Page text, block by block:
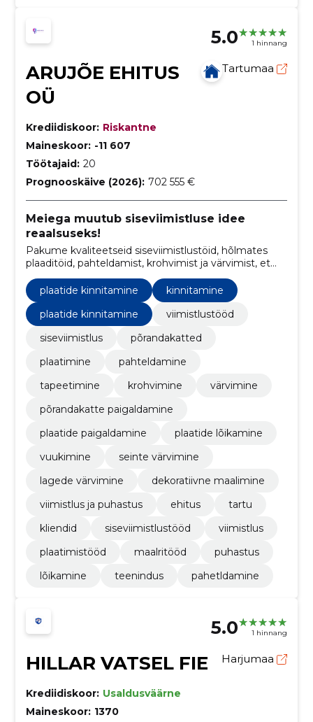
5.0 1 hinnang
ARUJÕE EHITUS
OÜ
Tartumaa
Krediidiskoor: Riskantne
Maineskoor: -11 607
Töötajaid: 20
Prognooskäive (2026): 702 555 €
Meiega muutub siseviimistluse idee
reaalsuseks!
Pakume kvaliteetseid siseviimistlustöid, hõlmates
plaaditöid, pahteldamist, krohvimist ja värvimist, et
muuta teie ruumid kauniks ja vastupidavaks.
plaatide kinnitamine
kinnitamine
plaatide kinnitamine
viimistlustööd
siseviimistlus
põrandakatted
plaatimine
pahteldamine
tapeetimine
krohvimine
värvimine
põrandakatte paigaldamine
plaatide paigaldamine
plaatide lõikamine
vuukimine
seinte värvimine
lagede värvimine
dekoratiivne maalimine
viimistlus ja puhastus
ehitus
tartu
kliendid
siseviimistlustööd
viimistlus
plaatimistööd
maalritööd
puhastus
lõikamine
teenindus pahetldamine
5.0 1 hinnang
HILLAR VATSEL FIE Harjumaa
Krediidiskoor: Usaldusväärne
Maineskoor: 1370